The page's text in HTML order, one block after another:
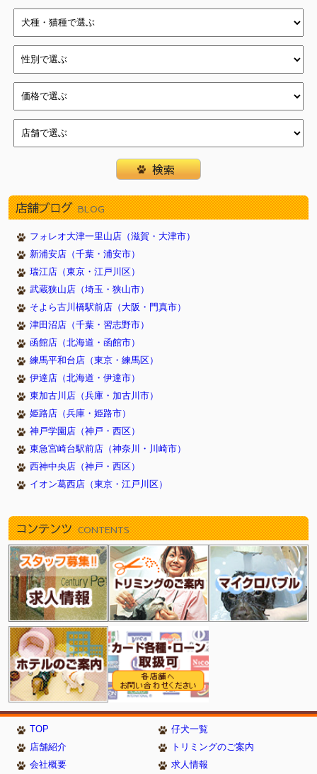
店舗ブログ BLOG
フォレオ大津一里山店（滋賀・大津市）
新浦安店（千葉・浦安市）
瑞江店（東京・江戸川区）
武蔵狭山店（埼玉・狭山市）
そよら古川橋駅前店（大阪・門真市）
津田沼店（千葉・習志野市）
函館店（北海道・函館市）
練馬平和台店（東京・練馬区）
伊達店（北海道・伊達市）
東加古川店（兵庫・加古川市）
姫路店（兵庫・姫路市）
神戸学園店（神戸・西区）
東急宮崎台駅前店（神奈川・川崎市）
西神中央店（神戸・西区）
イオン葛西店（東京・江戸川区）
コンテンツ CONTENTS
TOP
仔犬一覧
店舗紹介
トリミングのご案内
会社概要
求人情報